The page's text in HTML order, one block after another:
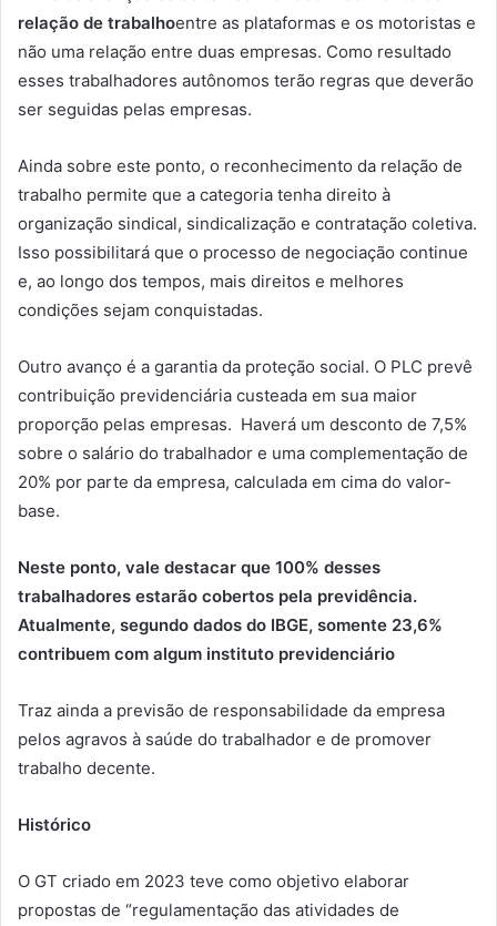
relação de trabalhoentre as plataformas e os motoristas e
não uma relação entre duas empresas. Como resultado
esses trabalhadores autônomos terão regras que deverão
ser seguidas pelas empresas.
Ainda sobre este ponto, o reconhecimento da relação de
trabalho permite que a categoria tenha direito à
organização sindical, sindicalização e contratação coletiva.
Isso possibilitará que o processo de negociação continue
e, ao longo dos tempos, mais direitos e melhores
condições sejam conquistadas.
Outro avanço é a garantia da proteção social. O PLC prevê
contribuição previdenciária custeada em sua maior
proporção pelas empresas. Haverá um desconto de 7,5%
sobre o salário do trabalhador e uma complementação de
20% por parte da empresa, calculada em cima do valor-
base.
Neste ponto, vale destacar que 100% desses
trabalhadores estarão cobertos pela previdência.
Atualmente, segundo dados do IBGE, somente 23,6%
contribuem com algum instituto previdenciário
Traz ainda a previsão de responsabilidade da empresa
pelos agravos à saúde do trabalhador e de promover
trabalho decente.
Histórico
O GT criado em 2023 teve como objetivo elaborar
propostas de “regulamentação das atividades de